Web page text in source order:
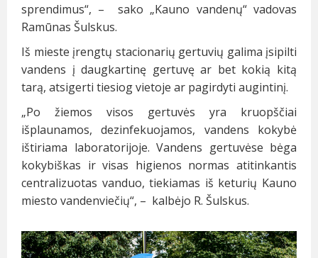
sprendimus“, – sako „Kauno vandenų“ vadovas
Ramūnas Šulskus.
Iš mieste įrengtų stacionarių gertuvių galima įsipilti
vandens į daugkartinę gertuvę ar bet kokią kitą
tarą, atsigerti tiesiog vietoje ar pagirdyti augintinį.
„Po žiemos visos gertuvės yra kruopščiai
išplaunamos, dezinfekuojamos, vandens kokybė
ištiriama laboratorijoje. Vandens gertuvėse bėga
kokybiškas ir visas higienos normas atitinkantis
centralizuotas vanduo, tiekiamas iš keturių Kauno
miesto vandenviečių“, – kalbėjo R. Šulskus.